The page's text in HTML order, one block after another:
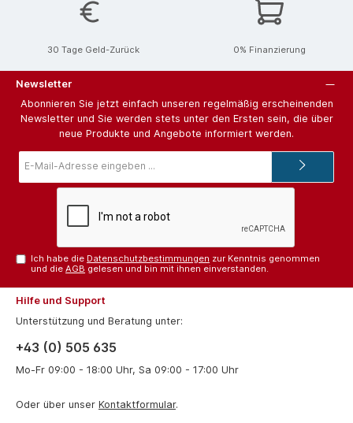
30 Tage Geld-Zurück 0% Finanzierung
Newsletter
Abonnieren Sie jetzt einfach unseren regelmäßig erscheinenden
Newsletter und Sie werden stets unter den Ersten sein, die über
neue Produkte und Angebote informiert werden.
Mail-
Ich habe die Datenschutzbestimmungen zur Kenntnis genommen
und dieAGB gelesen und bin mit ihnen einverstanden.
Hilfe und Support
Unterstützung und Beratung unter:
+43 (0) 505 635
Mo-Fr 09:00 - 18:00 Uhr, Sa 09:00 - 17:00 Uhr
Oder über unser Kontaktformular.